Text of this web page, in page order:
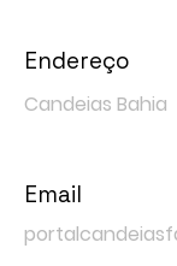
Endereço
Candeias Bahia
Email